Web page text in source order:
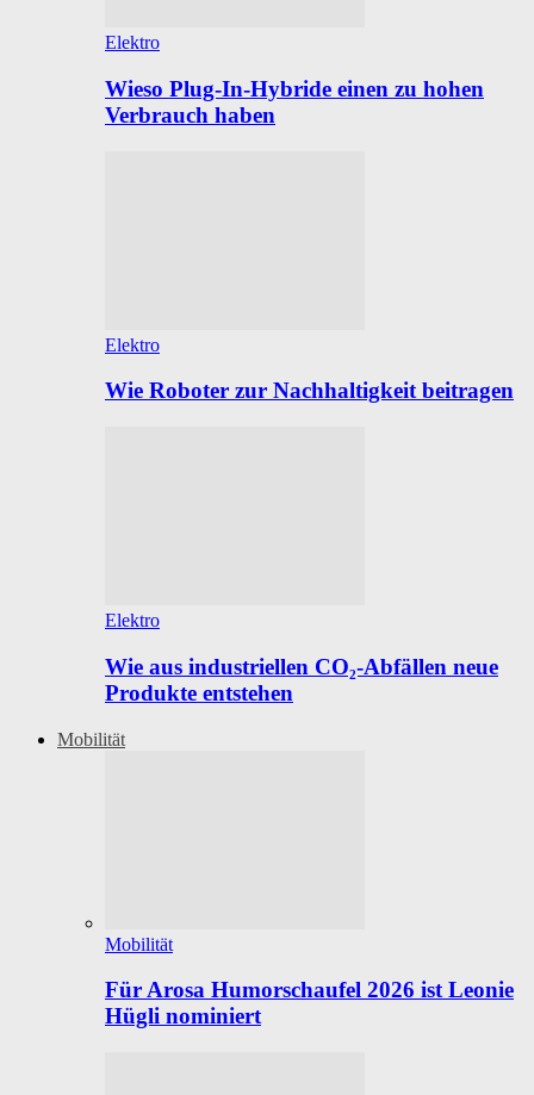
Elektro
Wieso Plug-In-Hybride einen zu hohen
Verbrauch haben
Elektro
Wie Roboter zur Nachhaltigkeit beitragen
Elektro
Wie aus industriellen CO₂-Abfällen neue
Produkte entstehen
Mobilität
Mobilität
Für Arosa Humorschaufel 2026 ist Leonie
Hügli nominiert